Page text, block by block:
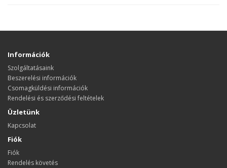
Információk
Szolgáltatásaink
Beszerelési információk
Csomagküldési információk
Rendelési és szerződési feltételek
Üzletünk
Kapcsolat
Fiók
Fiók
Rendelés követés